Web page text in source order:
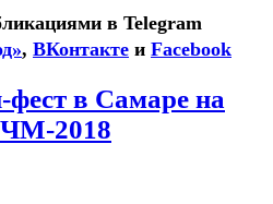
в Telegram
, ВКонтакте и Facebook
в Самаре на
ЧМ-2018